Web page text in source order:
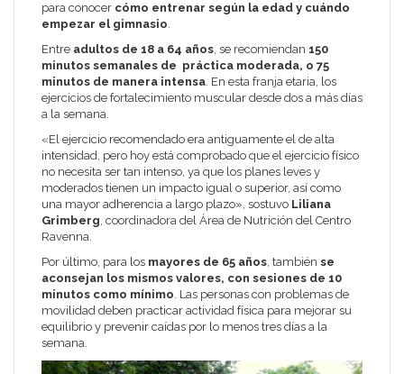
para conocer cómo entrenar según la edad y cuándo
empezar el gimnasio.
Entre adultos de 18 a 64 años, se recomiendan 150
minutos semanales de práctica moderada, o 75
minutos de manera intensa. En esta franja etaria, los
ejercicios de fortalecimiento muscular desde dos a más días
a la semana.
«El ejercicio recomendado era antiguamente el de alta
intensidad, pero hoy está comprobado que el ejercicio físico
no necesita ser tan intenso, ya que los planes leves y
moderados tienen un impacto igual o superior, así como
una mayor adherencia a largo plazo», sostuvo Liliana
Grimberg, coordinadora del Área de Nutrición del Centro
Ravenna.
Por último, para los mayores de 65 años, también se
aconsejan los mismos valores, con sesiones de 10
minutos como mínimo. Las personas con problemas de
movilidad deben practicar actividad física para mejorar su
equilibrio y prevenir caídas por lo menos tres días a la
semana.